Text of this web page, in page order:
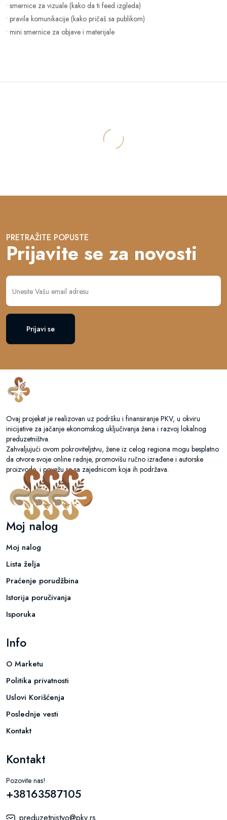
• smernice za vizuale (kako da ti feed izgleda)
• pravila komunikacije (kako pričaš sa publikom)
• mini smernice za objave i materijale
PRETRAŽITE POPUSTE
Prijavite se za novosti
Prijavi se
Ovaj projekat je realizovan uz podršku i finansiranje PKV, u okviru
inicijative za jačanje ekonomskog uključivanja žena i razvoj lokalnog
preduzetništva.
Zahvaljujući ovom pokroviteljstvu, žene iz celog regiona mogu besplatno
da otvore svoje online radnje, promovišu ručno izrađene i autorske
proizvode, i povežu se sa zajednicom koja ih podržava.
Moj nalog
Moj nalog
Lista želja
Praćenje porudžbina
Istorija poručivanja
Isporuka
Info
O Marketu
Politika privatnosti
Uslovi Korišćenja
Poslednje vesti
Kontakt
Kontakt
Pozovite nas!
+38163587105